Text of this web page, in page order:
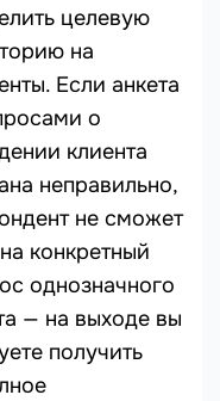
целевую
на
Если анкета
о
клиента
неправильно,
не сможет
конкретный
однозначного
— на выходе вы
получить